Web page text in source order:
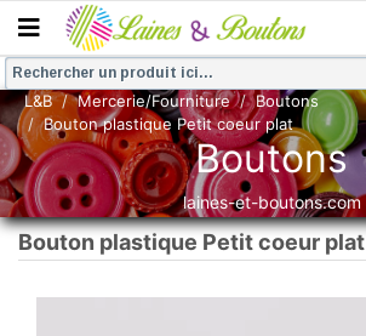
L&B Mercerie/Fourniture
Boutons
Bouton plastique Petit coeur plat
Boutons
laines-et-boutons.com
Bouton plastique Petit coeur plat